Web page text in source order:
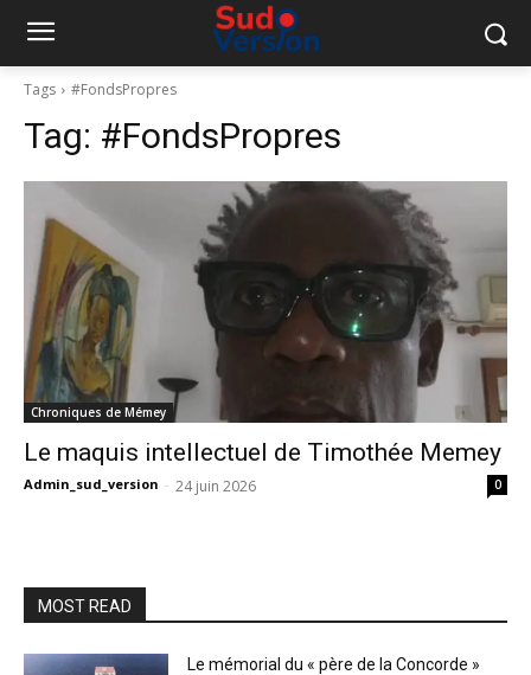
Tags #FondsPropres
Tag: #FondsPropres
Chroniques de Mémey
Le maquis intellectuel de Timothée Memey
Admin_sud_version - 24 juin 2026 0
MOST READ
Le mémorial du « père de la Concorde »